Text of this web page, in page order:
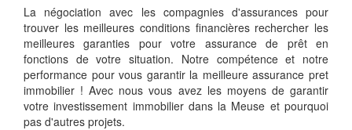
La négociation avec les compagnies d'assurances pour
trouver les meilleures conditions financières rechercher les
meilleures garanties pour votre assurance de prêt en
fonctions de votre situation. Notre compétence et notre
performance pour vous garantir la meilleure assurance pret
immobilier ! Avec nous vous avez les moyens de garantir
votre investissement immobilier dans la Meuse et pourquoi
pas d'autres projets.